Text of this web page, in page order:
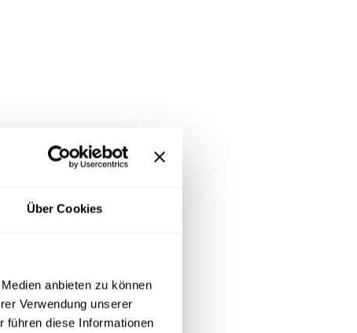
Über Cookies
anbieten zu können
Verwendung unserer
führen diese Informationen